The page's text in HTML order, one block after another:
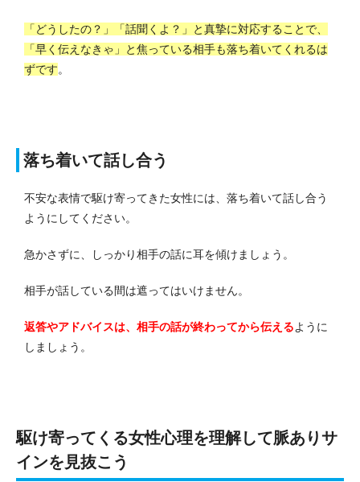
「どうしたの？」「話聞くよ？」と真摯に対応することで、
「早く伝えなきゃ」と焦っている相手も落ち着いてくれるは
ずです。
落ち着いて話し合う
不安な表情で駆け寄ってきた女性には、落ち着いて話し合う
ようにしてください。
急かさずに、しっかり相手の話に耳を傾けましょう。
相手が話している間は遮ってはいけません。
返答やアドバイスは、相手の話が終わってから伝えるように
しましょう。
駆け寄ってくる女性心理を理解して脈ありサ
インを見抜こう